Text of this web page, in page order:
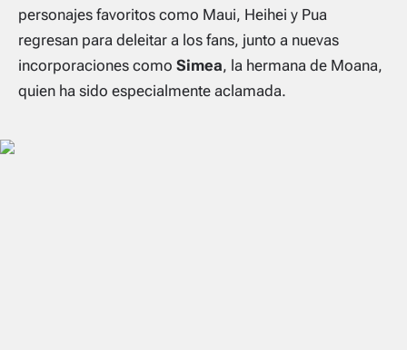
personajes favoritos como Maui, Heihei y Pua
regresan para deleitar a los fans, junto a nuevas
incorporaciones como Simea, la hermana de Moana,
quien ha sido especialmente aclamada.